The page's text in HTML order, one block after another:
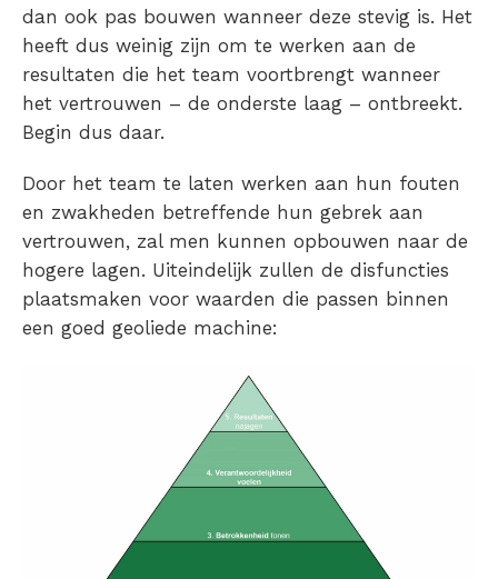
dan ook pas bouwen wanneer deze stevig is. Het
heeft dus weinig zijn om te werken aan de
resultaten die het team voortbrengt wanneer
het vertrouwen – de onderste laag – ontbreekt.
Begin dus daar.
Door het team te laten werken aan hun fouten
en zwakheden betreffende hun gebrek aan
vertrouwen, zal men kunnen opbouwen naar de
hogere lagen. Uiteindelijk zullen de disfuncties
plaatsmaken voor waarden die passen binnen
een goed geoliede machine: